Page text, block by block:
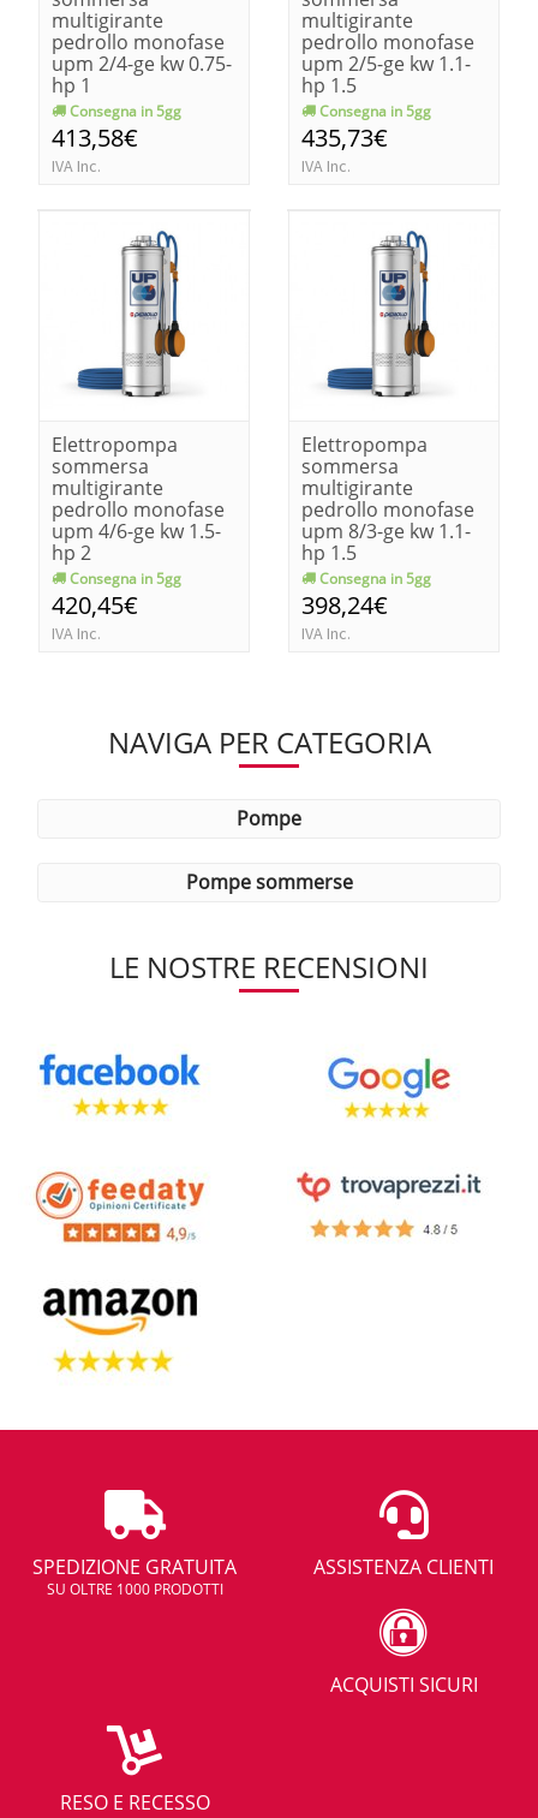
multigirante
pedrollo monofase
upm 2/4-ge kw 0.75-
hp 1
Consegna in 5gg
413,58€
IVA Inc.
multigirante
pedrollo monofase
upm 2/5-ge kw 1.1-
hp 1.5
Consegna in 5gg
435,73€
IVA Inc.
Elettropompa
sommersa
multigirante
pedrollo monofase
upm 4/6-ge kw 1.5-
hp 2
Consegna in 5gg
420,45€
IVA Inc.
Elettropompa
sommersa
multigirante
pedrollo monofase
upm 8/3-ge kw 1.1-
hp 1.5
Consegna in 5gg
398,24€
IVA Inc.
NAVIGA PER CATEGORIA
pompe
pompe sommerse
LE NOSTRE RECENSIONI
SPEDIZIONE GRATUITA
SU OLTRE 1000 PRODOTTI
ASSISTENZA CLIENTI
ACQUISTI SICURI
RESO E RECESSO